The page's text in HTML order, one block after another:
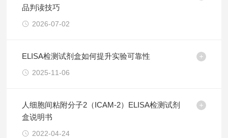
品判读技巧
2026-07-02
ELISA检测试剂盒如何提升实验可靠性
2025-11-06
人细胞间粘附分子2（ICAM-2）ELISA检测试剂
盒说明书
2022-04-24